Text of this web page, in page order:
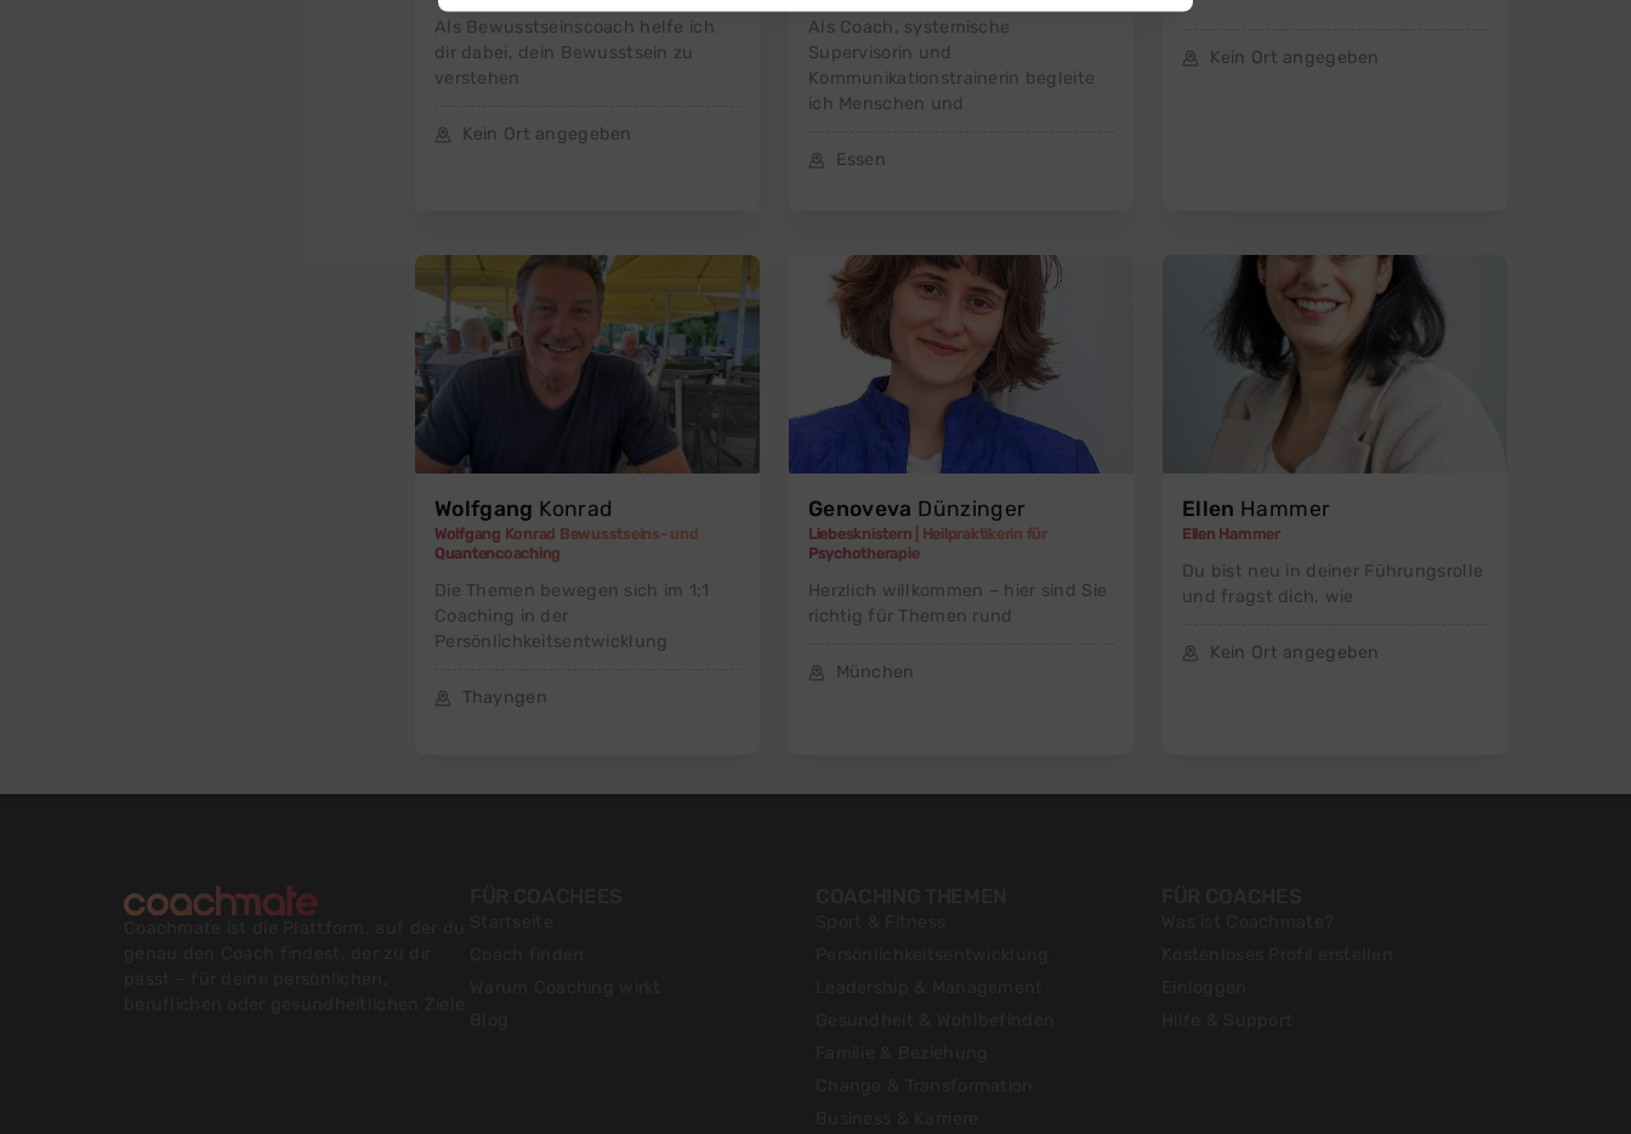
Als Bewusstseinscoach helfe ich
dir dabei, dein Bewusstsein zu
verstehen
Kein Ort angegeben
Als Coach, systemische
Supervisorin und
Kommunikationstrainerin begleite
ich Menschen und
Essen
Kein Ort angegeben
Wolfgang Konrad
Wolfgang Konrad Bewusstseins- und
Quantencoaching
Die Themen bewegen sich im 1:1
Coaching in der
Persönlichkeitsentwicklung
Thayngen
Genoveva Dünzinger
Liebesknistern | Heilpraktikerin für
Psychotherapie
Herzlich willkommen – hier sind Sie
richtig für Themen rund
München
Ellen Hammer
Ellen Hammer
Du bist neu in deiner Führungsrolle
und fragst dich, wie
Kein Ort angegeben